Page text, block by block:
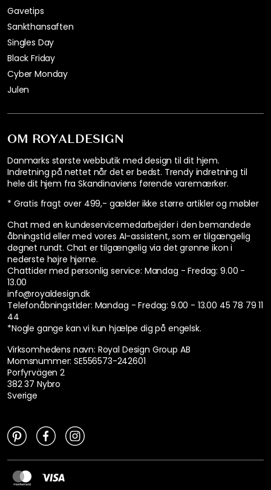
OM ROYALDESIGN
Danmarks største webbutik med design til dit hjem.
Indretning på nettet når det er bedst. Trendy indretning til
hele dit hjem fra Skandinaviens førende varemærker.
* Gratis fragt over 499,- gælder ikke større artikler og møbler
Chat med en kundeservicemedarbejder i den bemandede
åbningstid eller med vores AI-assistent, som er tilgængelig
døgnet rundt. Chat er tilgængelig via det grønne ikon i
nederste højre hjørne.
Chattider med personlig service: Mandag - Fredag: 9.00 -
13.00
info@royaldesign.dk
Telefonåbningstider: Mandag - Fredag: 9.00 - 13.00 45 78 79 11
44
*Nogle gange kan vi kun hjælpe dig på engelsk.
Virksomhedens navn: Royal Design Group AB
Momsnummer: SE556573-242601
Porfyrvägen 2
382 37 Nybro
Sverige
Gavetips
Sankthansaften
Singles Day
Black Friday
Cyber Monday
Julen